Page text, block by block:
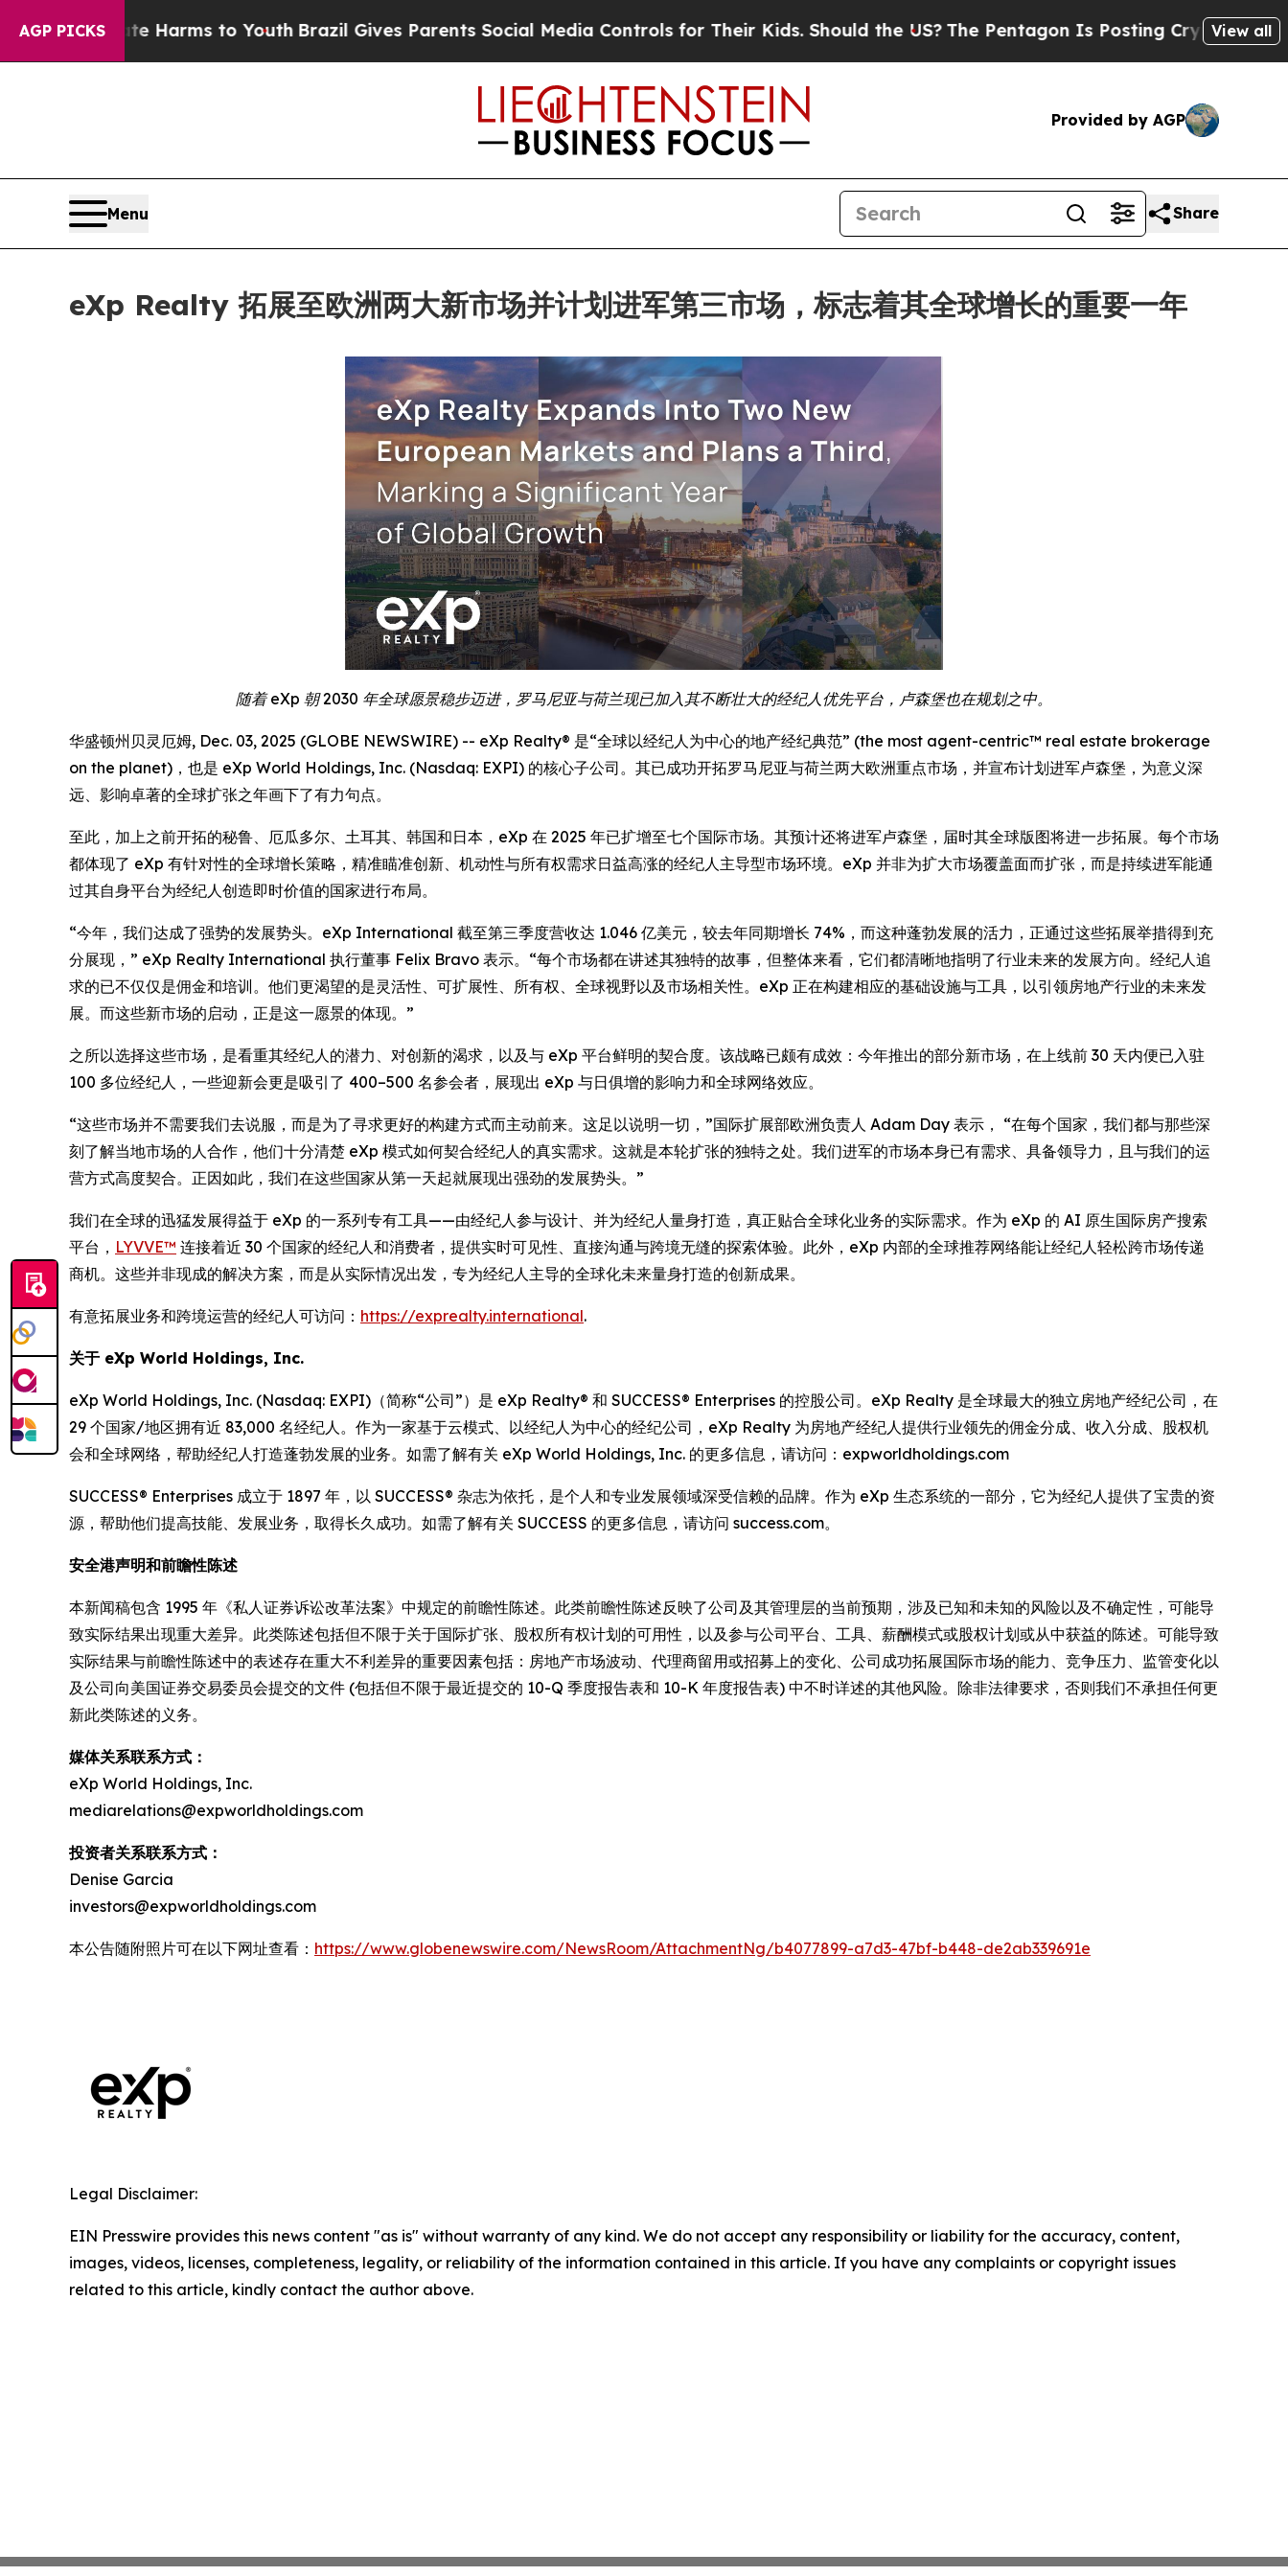
AGP PICKS
Harms to YouthBrazil Gives Parents Social Media Controls for Their Kids. Should the US?The Pentagon Is Posting Cryptic Biblical View all
Provided by AGP
Menu Share
eXp Realty 拓展至欧洲两大新市场并计划进军第三市场，标志着其全球增长的重要一年
随着 eXp 朝 2030 年全球愿景稳步迈进，罗马尼亚与荷兰现已加入其不断壮大的经纪人优先平台，卢森堡也在规划之中。
华盛顿州贝灵厄姆, Dec. 03, 2025 (GLOBE NEWSWIRE) -- eXp Realty® 是“全球以经纪人为中心的地产经纪典范” (the most agent-centric™ real estate brokerage
on the planet)，也是 eXp World Holdings, Inc. (Nasdaq: EXPI) 的核心子公司。其已成功开拓罗马尼亚与荷兰两大欧洲重点市场，并宣布计划进军卢森堡，为意义深
远、影响卓著的全球扩张之年画下了有力句点。
至此，加上之前开拓的秘鲁、厄瓜多尔、土耳其、韩国和日本，eXp 在 2025 年已扩增至七个国际市场。其预计还将进军卢森堡，届时其全球版图将进一步拓展。每个市场
都体现了 eXp 有针对性的全球增长策略，精准瞄准创新、机动性与所有权需求日益高涨的经纪人主导型市场环境。eXp 并非为扩大市场覆盖面而扩张，而是持续进军能通
过其自身平台为经纪人创造即时价值的国家进行布局。
“今年，我们达成了强势的发展势头。eXp International 截至第三季度营收达 1.046 亿美元，较去年同期增长 74%，而这种蓬勃发展的活力，正通过这些拓展举措得到充
分展现，” eXp Realty International 执行董事 Felix Bravo 表示。“每个市场都在讲述其独特的故事，但整体来看，它们都清晰地指明了行业未来的发展方向。经纪人追
求的已不仅仅是佣金和培训。他们更渴望的是灵活性、可扩展性、所有权、全球视野以及市场相关性。eXp 正在构建相应的基础设施与工具，以引领房地产行业的未来发
展。而这些新市场的启动，正是这一愿景的体现。”
之所以选择这些市场，是看重其经纪人的潜力、对创新的渴求，以及与 eXp 平台鲜明的契合度。该战略已颇有成效：今年推出的部分新市场，在上线前 30 天内便已入驻
100 多位经纪人，一些迎新会更是吸引了 400–500 名参会者，展现出 eXp 与日俱增的影响力和全球网络效应。
“这些市场并不需要我们去说服，而是为了寻求更好的构建方式而主动前来。这足以说明一切，”国际扩展部欧洲负责人 Adam Day 表示， “在每个国家，我们都与那些深
刻了解当地市场的人合作，他们十分清楚 eXp 模式如何契合经纪人的真实需求。这就是本轮扩张的独特之处。我们进军的市场本身已有需求、具备领导力，且与我们的运
营方式高度契合。正因如此，我们在这些国家从第一天起就展现出强劲的发展势头。”
我们在全球的迅猛发展得益于 eXp 的一系列专有工具——由经纪人参与设计、并为经纪人量身打造，真正贴合全球化业务的实际需求。作为 eXp 的 AI 原生国际房产搜索
平台， LYVVE™ 连接着近 30 个国家的经纪人和消费者，提供实时可见性、直接沟通与跨境无缝的探索体验。此外，eXp 内部的全球推荐网络能让经纪人轻松跨市场传递
商机。这些并非现成的解决方案，而是从实际情况出发，专为经纪人主导的全球化未来量身打造的创新成果。
有意拓展业务和跨境运营的经纪人可访问： https://exprealty.international.
关于 eXp World Holdings, Inc.
eXp World Holdings, Inc. (Nasdaq: EXPI)（简称“公司”）是 eXp Realty® 和 SUCCESS® Enterprises 的控股公司。eXp Realty 是全球最大的独立房地产经纪公司，在
29 个国家/地区拥有近 83,000 名经纪人。作为一家基于云模式、以经纪人为中心的经纪公司，eXp Realty 为房地产经纪人提供行业领先的佣金分成、收入分成、股权机
会和全球网络，帮助经纪人打造蓬勃发展的业务。如需了解有关 eXp World Holdings, Inc. 的更多信息，请访问：expworldholdings.com
SUCCESS® Enterprises 成立于 1897 年，以 SUCCESS® 杂志为依托，是个人和专业发展领域深受信赖的品牌。作为 eXp 生态系统的一部分，它为经纪人提供了宝贵的资
源，帮助他们提高技能、发展业务，取得长久成功。如需了解有关 SUCCESS 的更多信息，请访问 success.com。
安全港声明和前瞻性陈述
本新闻稿包含 1995 年《私人证券诉讼改革法案》中规定的前瞻性陈述。此类前瞻性陈述反映了公司及其管理层的当前预期，涉及已知和未知的风险以及不确定性，可能导
致实际结果出现重大差异。此类陈述包括但不限于关于国际扩张、股权所有权计划的可用性，以及参与公司平台、工具、薪酬模式或股权计划或从中获益的陈述。可能导致
实际结果与前瞻性陈述中的表述存在重大不利差异的重要因素包括：房地产市场波动、代理商留用或招募上的变化、公司成功拓展国际市场的能力、竞争压力、监管变化以
及公司向美国证券交易委员会提交的文件 (包括但不限于最近提交的 10-Q 季度报告表和 10-K 年度报告表) 中不时详述的其他风险。除非法律要求，否则我们不承担任何更
新此类陈述的义务。
媒体关系联系方式：
eXp World Holdings, Inc.
mediarelations@expworldholdings.com
投资者关系联系方式：
Denise Garcia
investors@expworldholdings.com
本公告随附照片可在以下网址查看： https://www.globenewswire.com/NewsRoom/AttachmentNg/b4077899-a7d3-47bf-b448-de2ab339691e
Legal Disclaimer:
EIN Presswire provides this news content "as is" without warranty of any kind. We do not accept any responsibility or liability for the accuracy, content,
images, videos, licenses, completeness, legality, or reliability of the information contained in this article. If you have any complaints or copyright issues
related to this article, kindly contact the author above.